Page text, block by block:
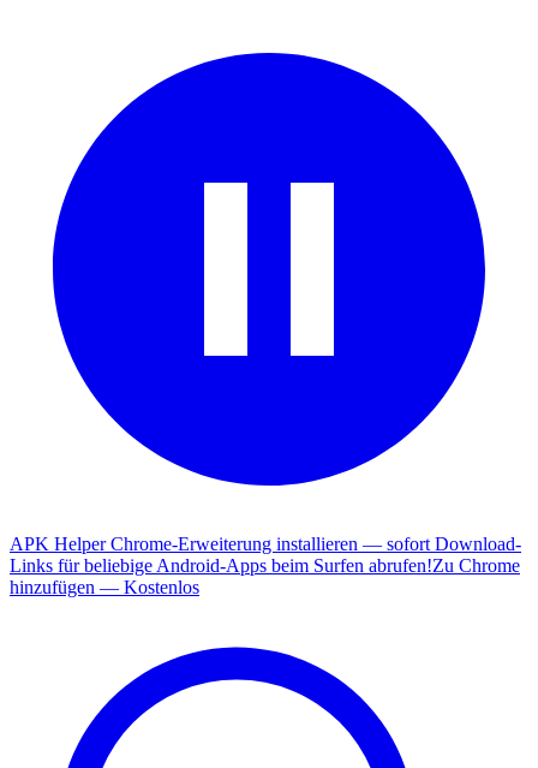
APK Helper Chrome-Erweiterung installieren — sofort Download-
Links für beliebige Android-Apps beim Surfen abrufen!Zu Chrome
hinzufügen — Kostenlos